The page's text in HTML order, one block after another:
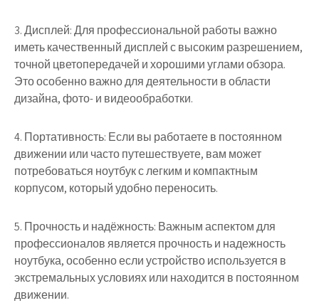
3. Дисплей: Для профессиональной работы важно
иметь качественный дисплей с высоким разрешением,
точной цветопередачей и хорошими углами обзора.
Это особенно важно для деятельности в области
дизайна, фото- и видеообработки.
4. Портативность: Если вы работаете в постоянном
движении или часто путешествуете, вам может
потребоваться ноутбук с легким и компактным
корпусом, который удобно переносить.
5. Прочность и надёжность: Важным аспектом для
профессионалов является прочность и надежность
ноутбука, особенно если устройство используется в
экстремальных условиях или находится в постоянном
движении.